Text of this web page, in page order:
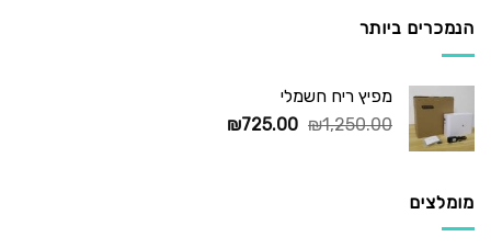
הנמכרים ביותר
מפיץ ריח חשמלי
₪1,250.00
המחיר
₪725.00
המחיר
מומלצים